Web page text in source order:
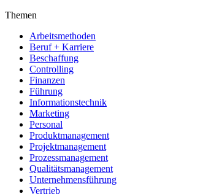
Themen
Arbeitsmethoden
Beruf + Karriere
Beschaffung
Controlling
Finanzen
Führung
Informationstechnik
Marketing
Personal
Produktmanagement
Projektmanagement
Prozessmanagement
Qualitätsmanagement
Unternehmensführung
Vertrieb